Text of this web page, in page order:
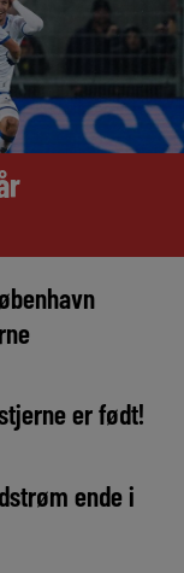
er født!
ende i